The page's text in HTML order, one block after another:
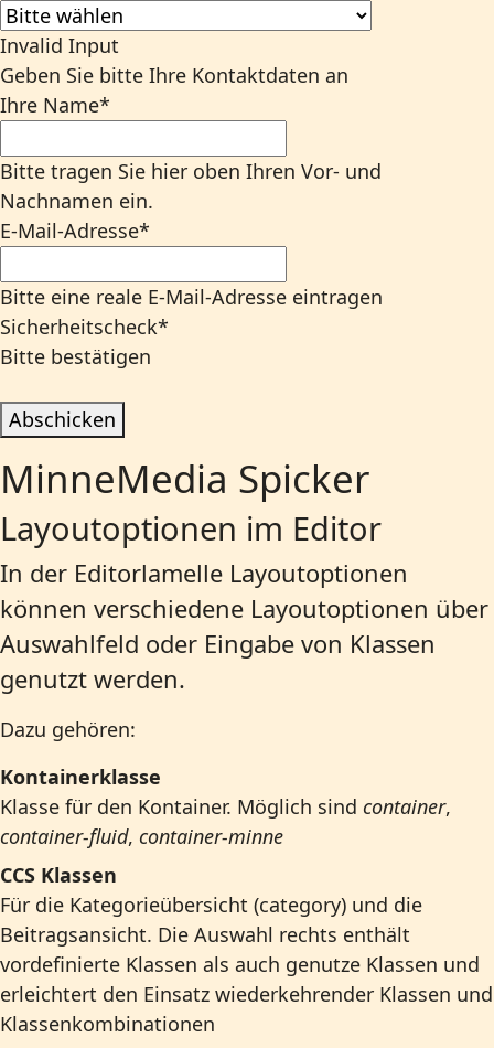
Invalid Input
Geben Sie bitte Ihre Kontaktdaten an
Ihre Name*
Bitte tragen Sie hier oben Ihren Vor- und
Nachnamen ein.
E-Mail-Adresse*
Bitte eine reale E-Mail-Adresse eintragen
Sicherheitscheck*
Bitte bestätigen
Abschicken
MinneMedia Spicker
Layoutoptionen im Editor
In der Editorlamelle Layoutoptionen
können verschiedene Layoutoptionen über
Auswahlfeld oder Eingabe von Klassen
genutzt werden.
Dazu gehören:
Kontainerklasse
Klasse für den Kontainer. Möglich sind container,
container-fluid, container-minne
CCS Klassen
Für die Kategorieübersicht (category) und die
Beitragsansicht. Die Auswahl rechts enthält
vordefinierte Klassen als auch genutze Klassen und
erleichtert den Einsatz wiederkehrender Klassen und
Klassenkombinationen